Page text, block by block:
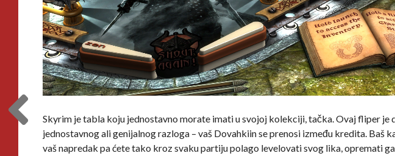
Skyrim je tabla koju jednostavno morate imati u svojoj kolekciji, tačka. Ovaj fliper je
jednostavnog ali genijalnog razloga – vaš Dovahkiin se prenosi između kredita. Baš
vaš napredak pa ćete tako kroz svaku partiju polago levelovati svog lika, opremati